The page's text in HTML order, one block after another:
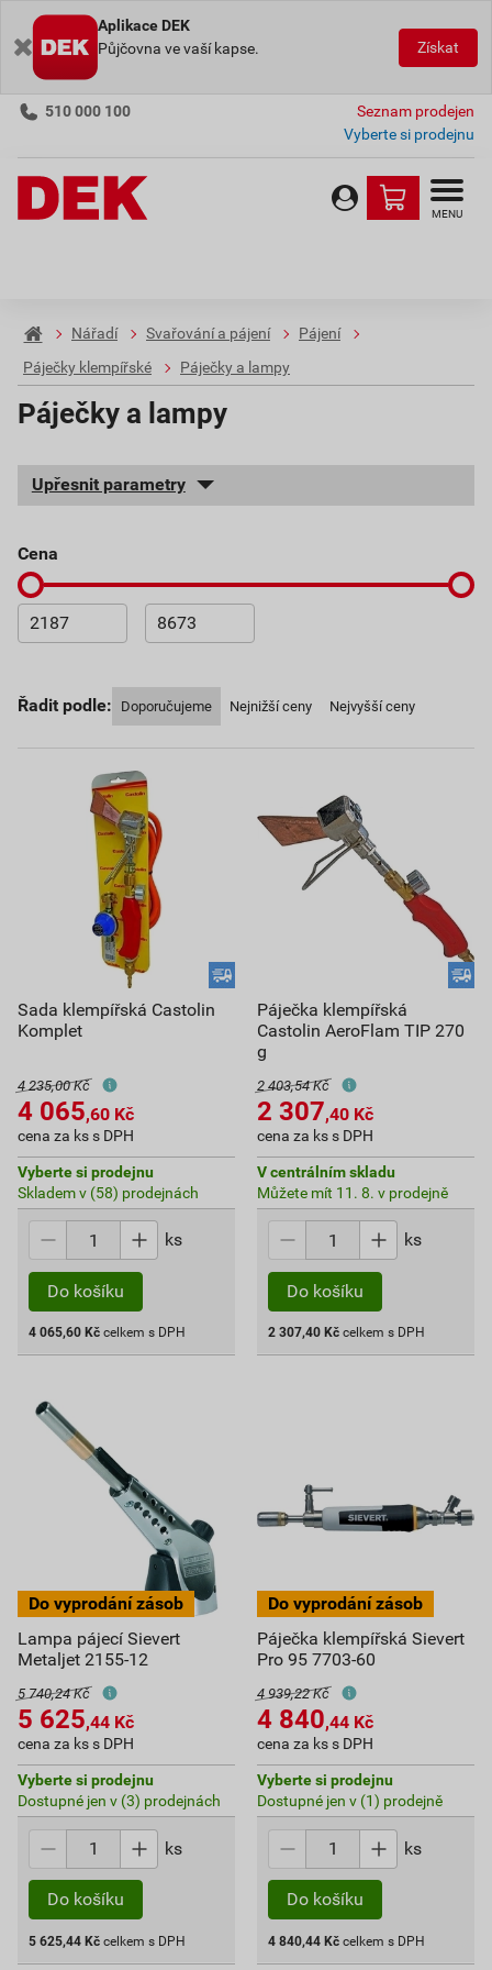
Aplikace DEK
Půjčovna ve vaší kapse.
Získat
510 000 100
Seznam prodejen
Vyberte si prodejnu
MENU
Nářadí Svařování a pájení
Pájení
Páječky klempířské
Páječky a lampy
Páječky a lampy
Upřesnit parametry
cena
Řadit podle: Doporučujeme Nejnižší ceny Nejvyšší ceny
Sada klempířská Castolin
Komplet
4 235,00 Kč
4 065,60 Kč
cena za ks s DPH
Vyberte si prodejnu
Skladem v (58) prodejnách
ks
Do košíku
4 065,60 Kč celkem s DPH
Páječka klempířská
Castolin AeroFlam TIP 270
g
2 403,54 Kč
2 307,40 Kč
cena za ks s DPH
V centrálním skladu
Můžete mít 11. 8. v prodejně
ks
Do košíku
2 307,40 Kč celkem s DPH
Lampa pájecí Sievert
Metaljet 2155-12
5 740,24 Kč
5 625,44 Kč
cena za ks s DPH
Vyberte si prodejnu
Dostupné jen v (3) prodejnách
ks
Do košíku
5 625,44 Kč celkem s DPH
Páječka klempířská Sievert
Pro 95 7703-60
4 939,22 Kč
4 840,44 Kč
cena za ks s DPH
Vyberte si prodejnu
Dostupné jen v (1) prodejně
ks
Do košíku
4 840,44 Kč celkem s DPH